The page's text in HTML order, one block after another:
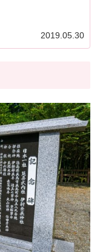
2019.05.30